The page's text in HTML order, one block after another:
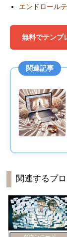
エンドロール
無料でテンプ
関連記事
関連するプ